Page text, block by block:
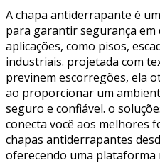
A chapa antiderrapante é
para garantir segurança em
aplicações, como pisos,
industriais. projetada com
previnem escorregões, ela
ao proporcionar um
seguro e confiável. o
conecta você aos melhores
chapas antiderrapantes
oferecendo uma plataforma